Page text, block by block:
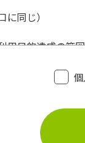
同じ）
用目的達成の範
・登録
・お問
・お問い
・サービ